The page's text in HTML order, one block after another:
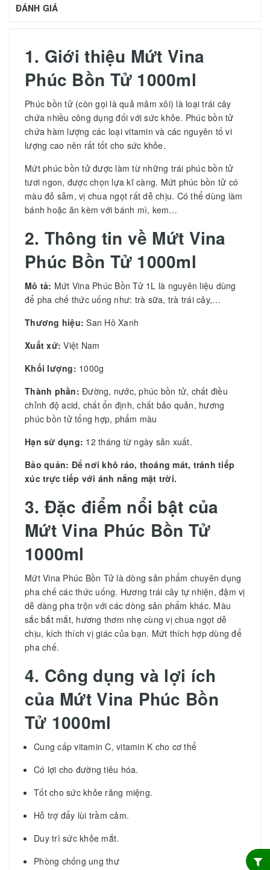
ĐÁNH GIÁ
1. Giới thiệu Mứt Vina
Phúc Bồn Tử 1000ml
Phúc bồn tử (còn gọi là quả mâm xôi) là loại trái cây
chứa nhiều công dụng đối với sức khỏe. Phúc bồn tử
chứa hàm lượng các loại vitamin và các nguyên tố vi
lượng cao nên rất tốt cho sức khỏe.
Mứt phúc bồn tử được làm từ những trái phúc bồn tử
tươi ngon, được chọn lựa kĩ càng. Mứt phúc bồn tử có
màu đỏ sẫm, vị chua ngọt rất dễ chịu. Có thể dùng làm
bánh hoặc ăn kèm với bánh mì, kem…
2. Thông tin về Mứt Vina
Phúc Bồn Tử 1000ml
Mô tả: Mứt Vina Phúc Bồn Tử 1L là nguyên liệu dùng
để pha chế thức uống như: trà sữa, trà trái cây,…
Thương hiệu:San Hô Xanh
Xuất xứ:Việt Nam
Khối lượng: 1000g
Thành phần: Đường, nước, phúc bồn tử, chất điều
chỉnh độ acid, chất ổn định, chất bảo quản, hương
phúc bồn tử tổng hợp, phẩm màu
Hạn sử dụng: 12 tháng từ ngày sản xuất.
Bảo quản: Để nơi khô ráo, thoáng mát, tránh tiếp
xúc trực tiếp với ánh nắng mặt trời.
3. Đặc điểm nổi bật của
Mứt Vina Phúc Bồn Tử
1000ml
Mứt Vina Phúc Bồn Tử là dòng sản phẩm chuyên dụng
pha chế các thức uống. Hương trái cây tự nhiện, đậm vị
dễ dàng pha trộn với các dòng sản phẩm khác. Màu
sắc bắt mắt, hương thơm nhẹ cùng vị chua ngọt dễ
chịu, kích thích vị giác của bạn. Mứt thích hợp dùng để
pha chế.
4. Công dụng và lợi ích
của Mứt Vina Phúc Bồn
Tử 1000ml
Cung cấp vitamin C, vitamin K cho cơ thể
Có lợi cho đường tiêu hóa.
Tốt cho sức khỏe răng miệng.
Hỗ trợ đẩy lùi trầm cảm.
Duy trì sức khỏe mắt.
Phòng chống ung thư